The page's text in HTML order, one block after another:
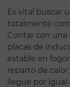
Es vital buscar
totalmente
Contar con una
placas de
estable en
reparto de
llegue por